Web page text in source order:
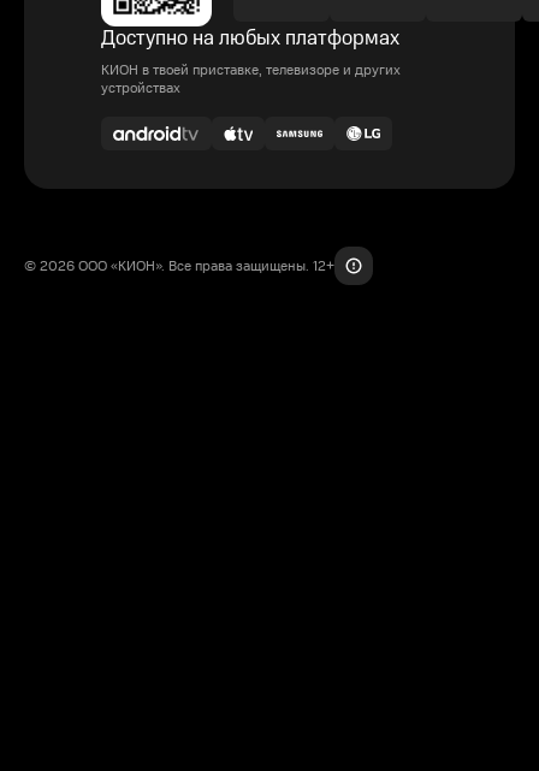
Доступно на любых платформах
КИОН в твоей приставке, телевизоре и других
устройствах
© 2026 ООО «КИОН». Все права защищены. 12+